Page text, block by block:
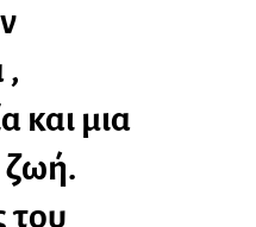
,
και μια
ζωή.
του